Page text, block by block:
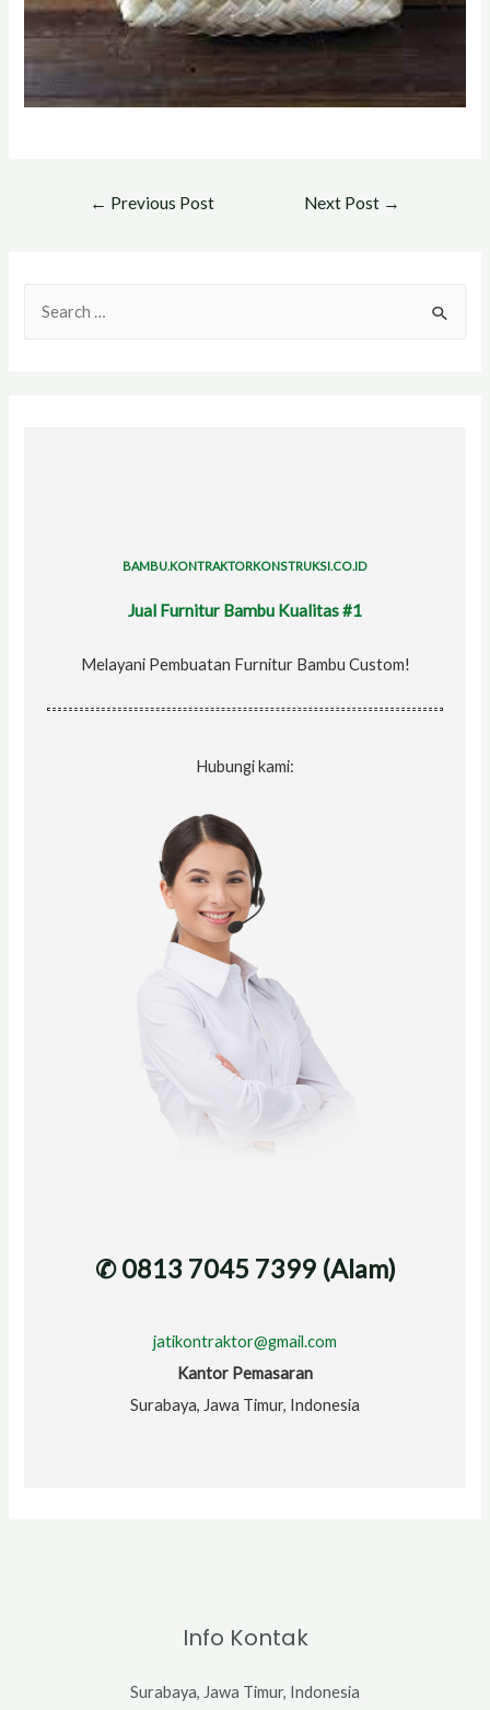
BAMBU.KONTRAKTORKONSTRUKSI.CO.ID
Jual Furnitur Bambu Kualitas #1
Melayani Pembuatan Furnitur Bambu Custom!
Hubungi kami:
✆ 0813 7045 7399 (Alam)
jatikontraktor@gmail.com
Kantor Pemasaran
Surabaya, Jawa Timur, Indonesia
← Previous Post Next Post →
Info Kontak
Surabaya, Jawa Timur, Indonesia